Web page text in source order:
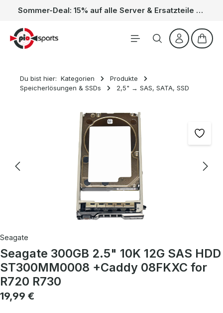
Zum Hauptinhalt springen Sommer-Deal: 15% auf alle Server & Ersatzteile – Kein Code nötig, der Rabatt wird automatisch im Warenkorb abgezogen. Gültig vom 01.06. bis 31.08.
Du bist hier: Kategorien
Produkte
Speicherlösungen & SSDs
2,5" → SAS, SATA, SSD
Bildergalerie überspringen
Seagate
Seagate 300GB 2.5" 10K 12G SAS HDD
ST300MM0008 +Caddy 08FKXC for
R720 R730
Regulärer Preis:
19,99 €